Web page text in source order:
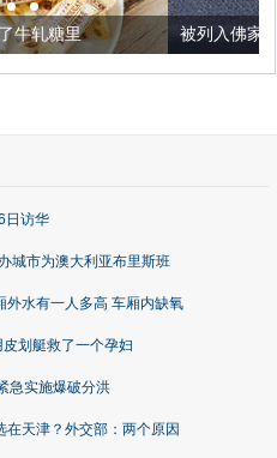
被列入佛家七宝的它到底有多
日访华
城市为澳大利亚布里斯班
外水有一人多高 车厢内缺氧
划艇救了一个孕妇
急实施爆破分洪
天津？外交部：两个原因